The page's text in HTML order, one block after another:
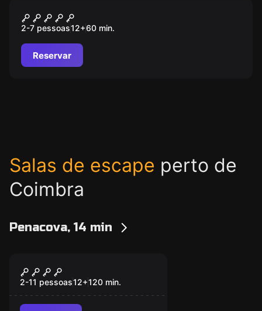
Nightmare Hotel
2-7 pessoas12+60 min.
Reservar
Salas de escape perto de
Coimbra
Penacova, 14 min
Project Escape
2-11 pessoas12+120 min.